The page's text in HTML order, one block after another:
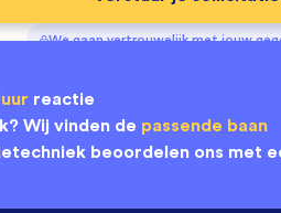
We gaan vertrouwelijk met jouw
uur reactie
Wij vinden de passende baan
beoordelen ons met